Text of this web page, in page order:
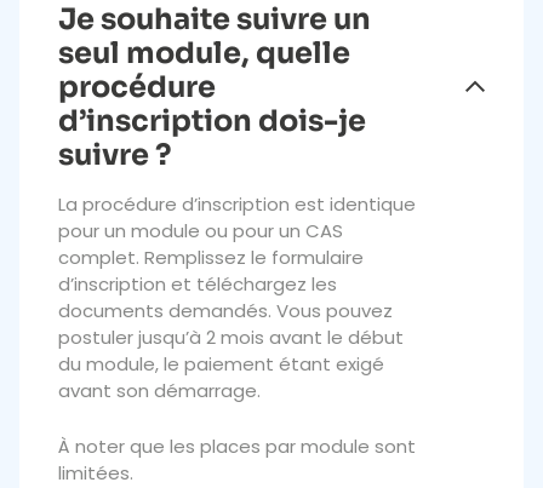
Je souhaite suivre un
seul module, quelle
procédure
d’inscription dois-je
suivre ?
La procédure d’inscription est identique
pour un module ou pour un CAS
complet. Remplissez le formulaire
d’inscription et téléchargez les
documents demandés. Vous pouvez
postuler jusqu’à 2 mois avant le début
du module, le paiement étant exigé
avant son démarrage.
À noter que les places par module sont
limitées.